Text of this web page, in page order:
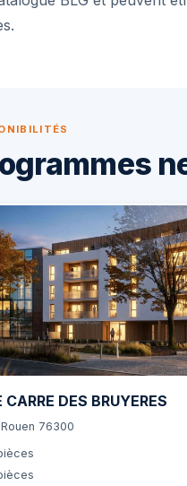
CARRE DES BRUYERES
Rouen 76300